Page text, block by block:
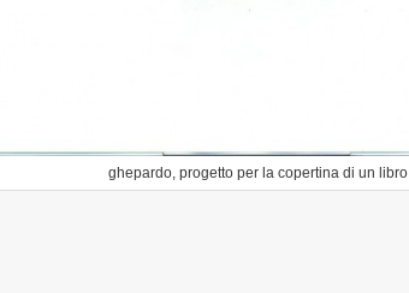
ghepardo, progetto per la copertina di un libro